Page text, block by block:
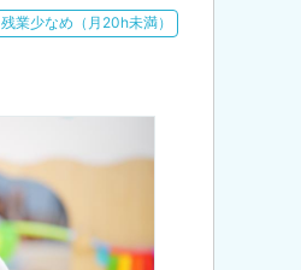
残業少なめ（月20h未満）